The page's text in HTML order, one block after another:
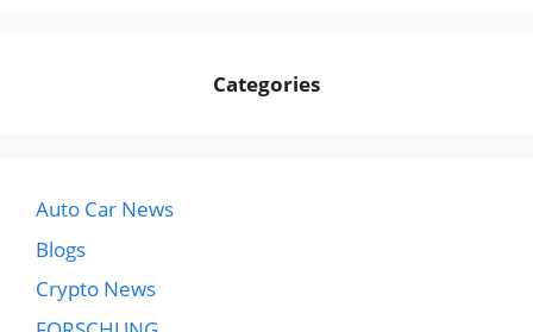
Categories
Auto Car News
Blogs
Crypto News